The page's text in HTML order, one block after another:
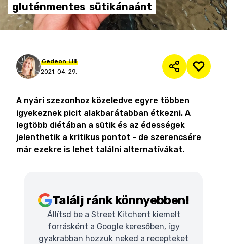
gluténmentes sütikánaánt
Gedeon Lili
2021. 04. 29.
A nyári szezonhoz közeledve egyre többen
igyekeznek picit alakbarátabban étkezni. A
legtöbb diétában a sütik és az édességek
jelenthetik a kritikus pontot - de szerencsére
már ezekre is lehet találni alternatívákat.
Találj ránk könnyebben!
Állítsd be a Street Kitchent kiemelt
forrásként a Google keresőben, így
gyakrabban hozzuk neked a recepteket